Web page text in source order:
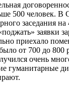
500 человек. В
заседания
заявки
приехало
от 700 до 800
очень
гуманитарные